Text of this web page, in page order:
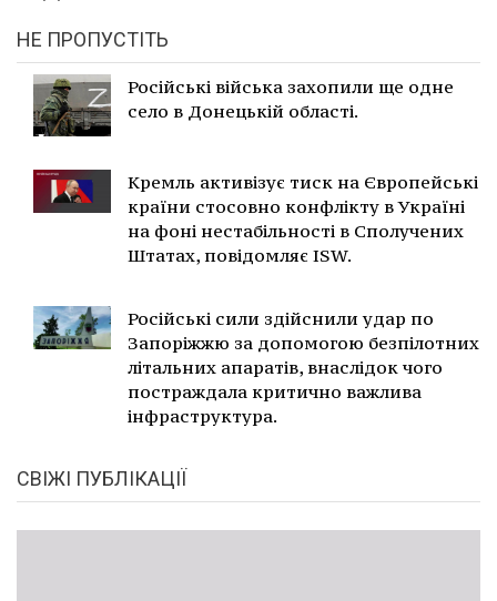
НЕ ПРОПУСТІТЬ
Російські війська захопили ще одне
село в Донецькій області.
Кремль активізує тиск на Європейські
країни стосовно конфлікту в Україні
на фоні нестабільності в Сполучених
Штатах, повідомляє ISW.
Російські сили здійснили удар по
Запоріжжю за допомогою безпілотних
літальних апаратів, внаслідок чого
постраждала критично важлива
інфраструктура.
СВІЖІ ПУБЛІКАЦІЇ